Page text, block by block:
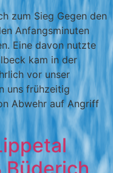
zum Sieg Gegen den
Anfangsminuten
Eine davon nutzte
kam in der
vor unser
uns frühzeitig
Abwehr auf Angriff